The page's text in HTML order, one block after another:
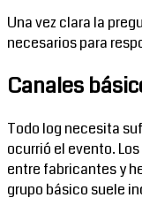
Una vez clara la
necesarios para
Canales
Todo log necesita
ocurrió el evento.
entre fabricantes y
grupo básico suele